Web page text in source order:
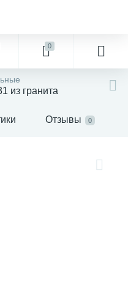
0
из гранита
Отзывы 0